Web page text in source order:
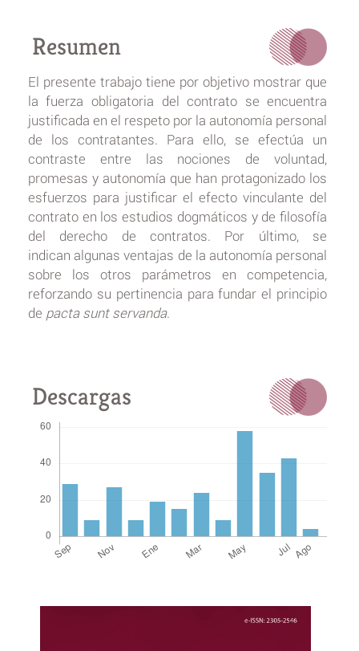
Resumen
El presente trabajo tiene por objetivo mostrar que
la fuerza obligatoria del contrato se encuentra
justificada en el respeto por la autonomía personal
de los contratantes. Para ello, se efectúa un
contraste entre las nociones de voluntad,
promesas y autonomía que han protagonizado los
esfuerzos para justificar el efecto vinculante del
contrato en los estudios dogmáticos y de filosofía
del derecho de contratos. Por último, se
indican algunas ventajas de la autonomía personal
sobre los otros parámetros en competencia,
reforzando su pertinencia para fundar el principio
de pacta sunt servanda.
Descargas